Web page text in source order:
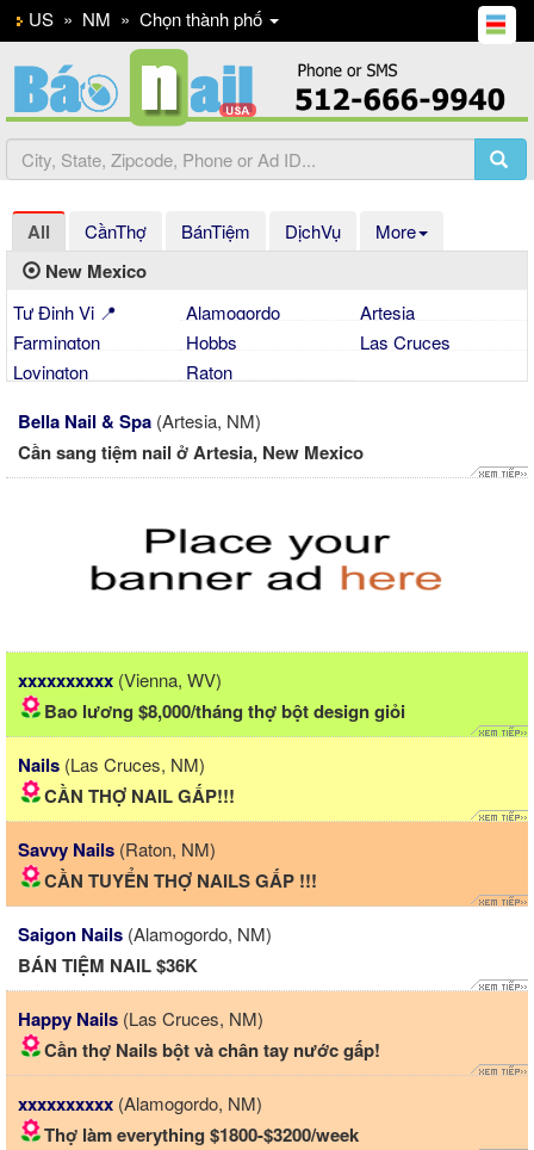
US » NM » Chọn thành phố
All CầnThợ BánTiệm DịchVụ More
New Mexico
Tự Định Vị 📍 Alamogordo
Artesia
Farmington
Hobbs
Las Cruces
Lovington
Raton
Bella Nail & Spa (Artesia, NM)
Cần sang tiệm nail ở Artesia, New Mexico
xxxxxxxxxx (Vienna, WV)
Bao lương $8,000/tháng thợ bột design giỏi
Nails (Las Cruces, NM)
CẦN THỢ NAIL GẤP!!!
Savvy Nails (Raton, NM)
CẦN TUYỂN THỢ NAILS GẤP !!!
Saigon Nails (Alamogordo, NM)
BÁN TIỆM NAIL $36K
Happy Nails (Las Cruces, NM)
Cần thợ Nails bột và chân tay nước gấp!
xxxxxxxxxx (Alamogordo, NM)
Thợ làm everything $1800-$3200/week